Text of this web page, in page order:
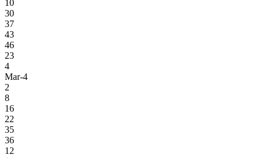
10
30
37
43
46
23
4
Mar-4
2
8
16
22
35
36
12